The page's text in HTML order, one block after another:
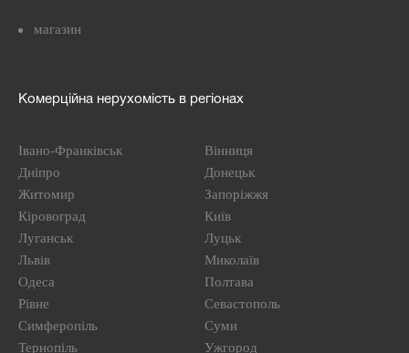
магазин
Комерційна нерухомість в регіонах
Івано-Франківськ
Вінниця
Дніпро
Донецьк
Житомир
Запоріжжя
Кіровоград
Київ
Луганськ
Луцьк
Львів
Миколаїв
Одеса
Полтава
Рівне
Севастополь
Симферопіль
Суми
Тернопіль
Ужгород